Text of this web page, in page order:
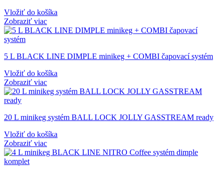
Vložiť do košíka
Zobraziť viac
5 L BLACK LINE DIMPLE minikeg + COMBI čapovací systém
Vložiť do košíka
Zobraziť viac
20 L minikeg systém BALL LOCK JOLLY GASSTREAM ready
Vložiť do košíka
Zobraziť viac